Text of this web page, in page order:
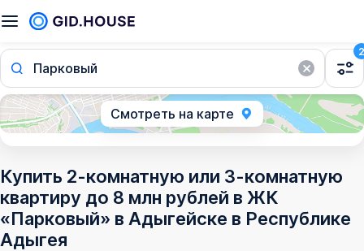
Парковый
2
Смотреть на карте
Купить 2-комнатную или 3-комнатную
квартиру до 8 млн рублей в ЖК
«Парковый» в Адыгейске в Республике
Адыгея